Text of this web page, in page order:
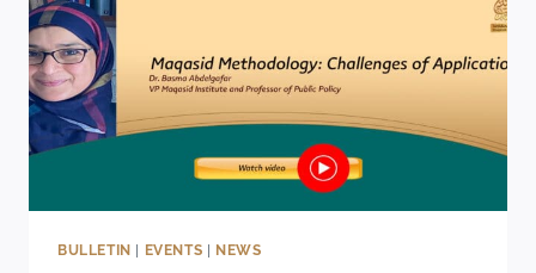
BULLETIN EVENTS NEWS